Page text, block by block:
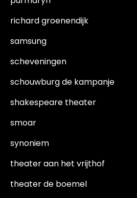
richard groenendijk
samsung
scheveningen
schouwburg de kampanje
shakespeare theater
smoar
synoniem
theater aan het vrijthof
theater de boemel